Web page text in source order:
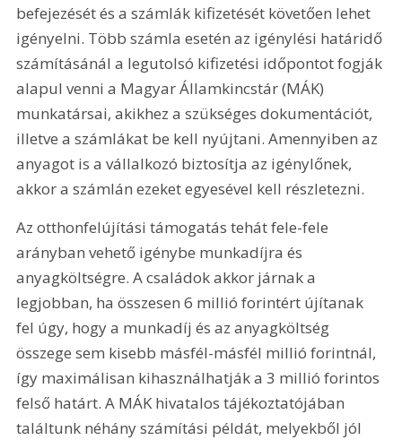
befejezését és a számlák kifizetését követően lehet
igényelni. Több számla esetén az igénylési határidő
számításánál a legutolsó kifizetési időpontot fogják
alapul venni a Magyar Államkincstár (MÁK)
munkatársai, akikhez a szükséges dokumentációt,
illetve a számlákat be kell nyújtani. Amennyiben az
anyagot is a vállalkozó biztosítja az igénylőnek,
akkor a számlán ezeket egyesével kell részletezni.
Az otthonfelújítási támogatás tehát fele-fele
arányban vehető igénybe munkadíjra és
anyagköltségre. A családok akkor járnak a
legjobban, ha összesen 6 millió forintért újítanak
fel úgy, hogy a munkadíj és az anyagköltség
összege sem kisebb másfél-másfél millió forintnál,
így maximálisan kihasználhatják a 3 millió forintos
felső határt. A MÁK hivatalos tájékoztatójában
találtunk néhány számítási példát, melyekből jól